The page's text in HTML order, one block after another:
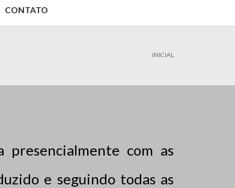
CONTATO
INICIAL
com as
e seguindo todas as